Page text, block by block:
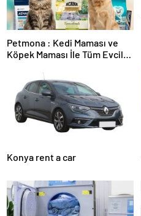
Petmona : Kedi Maması ve
Köpek Maması İle Tüm Evcil
Konya rent a car